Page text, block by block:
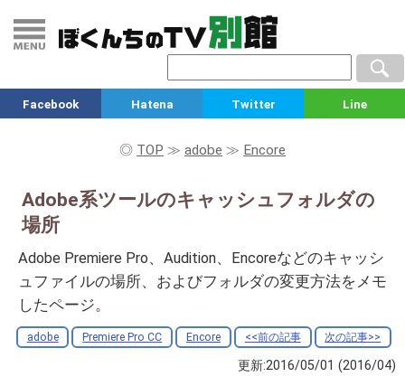
Facebook Hatena Twitter Line
◎ TOP ≫ adobe ≫ Encore
Adobe系ツールのキャッシュフォルダの
場所
Adobe Premiere Pro、Audition、Encoreなどのキャッシ
ュファイルの場所、およびフォルダの変更方法をメモ
したページ。
adobe Premiere Pro CC Encore <<前の記事 次の記事>>
更新:2016/05/01 (2016/04)